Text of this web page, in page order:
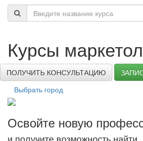
Курсы
ПОЛУЧИТЬ КОНСУЛЬТАЦИЮ
Выбрать город
Освойте новую